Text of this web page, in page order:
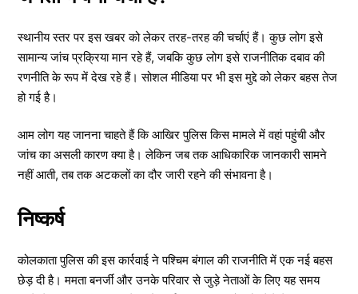
स्थानीय स्तर पर इस खबर को लेकर तरह-तरह की चर्चाएं हैं। कुछ लोग इसे
सामान्य जांच प्रक्रिया मान रहे हैं, जबकि कुछ लोग इसे राजनीतिक दबाव की
रणनीति के रूप में देख रहे हैं। सोशल मीडिया पर भी इस मुद्दे को लेकर बहस तेज
हो गई है।
आम लोग यह जानना चाहते हैं कि आखिर पुलिस किस मामले में वहां पहुंची और
जांच का असली कारण क्या है। लेकिन जब तक आधिकारिक जानकारी सामने
नहीं आती, तब तक अटकलों का दौर जारी रहने की संभावना है।
निष्कर्ष
कोलकाता पुलिस की इस कार्रवाई ने पश्चिम बंगाल की राजनीति में एक नई बहस
छेड़ दी है। ममता बनर्जी और उनके परिवार से जुड़े नेताओं के लिए यह समय